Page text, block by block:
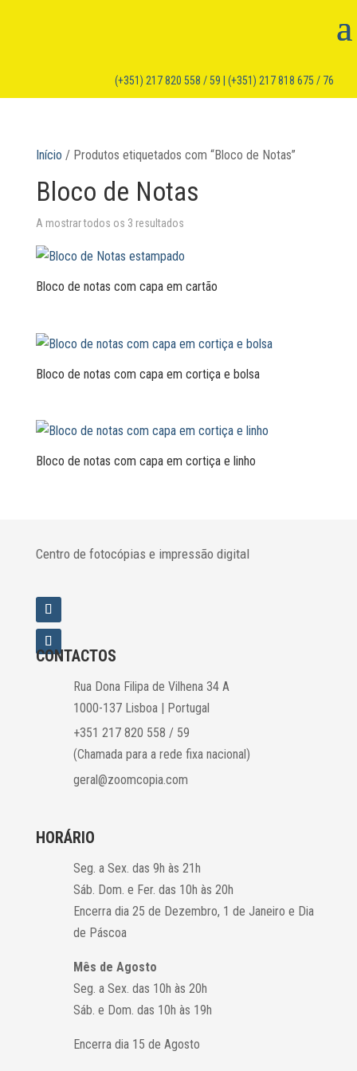
(+351) 217 820 558 / 59 | (+351) 217 818 675 / 76
Início / Produtos etiquetados com “Bloco de Notas”
Bloco de Notas
A mostrar todos os 3 resultados
Bloco de notas com capa em cartão
Bloco de notas com capa em cortiça e bolsa
Bloco de notas com capa em cortiça e linho
Centro de fotocópias e impressão digital
CONTACTOS
Rua Dona Filipa de Vilhena 34 A
1000-137 Lisboa | Portugal
+351 217 820 558 / 59
(Chamada para a rede fixa nacional)
geral@zoomcopia.com
HORÁRIO
Seg. a Sex. das 9h às 21h
Sáb. Dom. e Fer. das 10h às 20h
Encerra dia 25 de Dezembro, 1 de Janeiro e Dia
de Páscoa
Mês de Agosto
Seg. a Sex. das 10h às 20h
Sáb. e Dom. das 10h às 19h
Encerra dia 15 de Agosto